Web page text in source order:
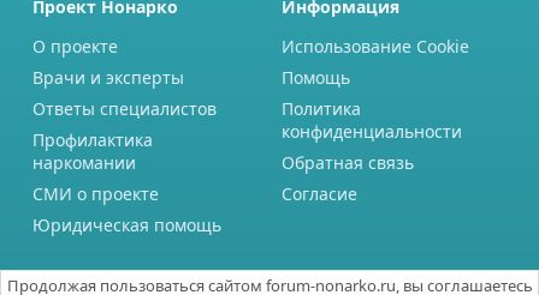
Проект Нонарко
О проекте
Врачи и эксперты
Ответы специалистов
Профилактика
наркомании
СМИ о проекте
Юридическая помощь
Информация
Использование Cookie
Помощь
Политика
конфиденциальности
Обратная связь
Согласие
Продолжая пользоваться сайтом forum-nonarko.ru, вы соглашаетесь